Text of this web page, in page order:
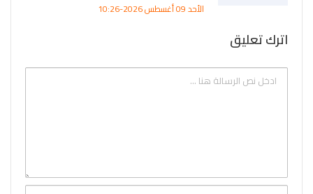
الأحد 09 أغسطس 2026-10:26
اترك تعليق